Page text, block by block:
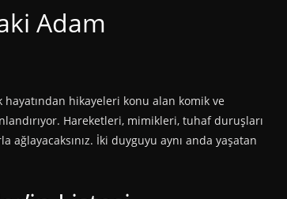
Adam
hayatından hikayeleri konu alan komik ve
Hareketleri, mimikleri, tuhaf duruşları
İki duyguyu aynı anda yaşatan